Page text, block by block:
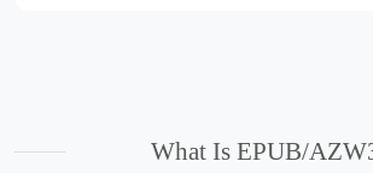
What Is EPUB/